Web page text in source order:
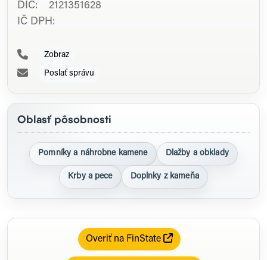
DIČ: 2121351628
IČ DPH:
Zobraz
Poslať správu
Oblasť pôsobnosti
Pomníky a náhrobne kamene Dlažby a obklady
Krby a pece Doplnky z kameňa
Overiť na FinState